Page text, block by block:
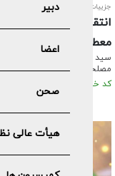
دبیر
اعضا
صحن
هیأت عالی
جزییات گزارش کمیته عمران و حمل و
انتقاد از تاخیر
معطلی ۲۵ ساله طرح جامع حمل و نقل
سید مهدی هاشمی رییس
مصلحت نظام جزییات جلسه
کد خبر: ۶۰۶۶ تاریخ انتشار : ۱۴۰۴/۰۲/۲۹